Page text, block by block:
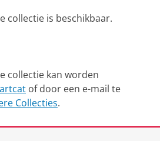
collectie is beschikbaar.
collectie kan worden
of door een e-mail te
Collecties.